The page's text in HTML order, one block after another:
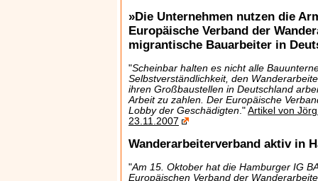
»Die Unternehmen nutzen die
Europäische Verband der
migrantische Bauarbeiter in
"Scheinbar halten es nicht alle
Selbstverständlichkeit, den
ihren Großbaustellen in Deutschland
Arbeit zu zahlen. Der Europäische
Lobby der Geschädigten." Artikel von
23.11.2007
Wanderarbeiterverband aktiv in
"Am 15. Oktober hat die Hamburger IG
Europäischen Verband der